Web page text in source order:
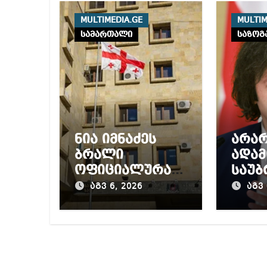
MULTIMEDIA.GE
სამართალი
ნია იმნაძეს
ბრალი
ოფიციალურად
წაუყენეს –
აღნიშნული
აგვ 6, 2026 აგვ